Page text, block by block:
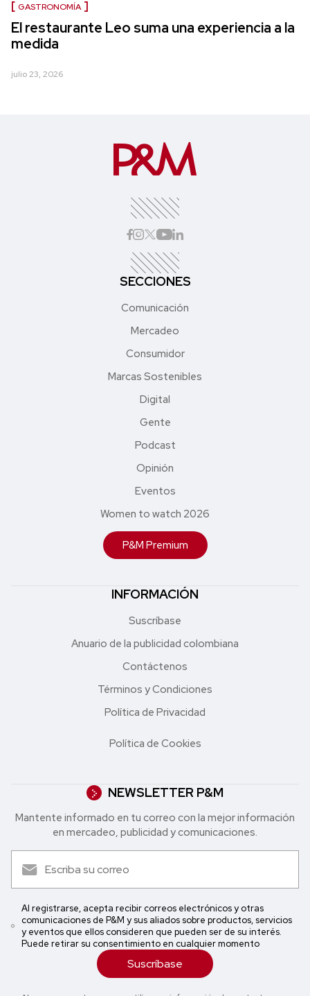
GASTRONOMÍA
El restaurante Leo suma una experiencia a la
medida
julio 23, 2026
SECCIONES
Comunicación
Mercadeo
Consumidor
Marcas Sostenibles
Digital
Gente
Podcast
Opinión
Eventos
Women to watch 2026
P&M Premium
INFORMACIÓN
Suscríbase
Anuario de la publicidad colombiana
Contáctenos
Términos y Condiciones
Política de Privacidad
Política de Cookies
NEWSLETTER P&M
Mantente informado en tu correo con la mejor in formación
en mercadeo, publicidad y comunicaciones.
Al registrarse, acepta recibir correos electrónicos y otras
comunicaciones de P&M y sus aliados sobre productos, servicios
y eventos que ellos consideren que pueden ser de su interés.
Puede retirar su consentimiento en cualquier momento
Suscríbase